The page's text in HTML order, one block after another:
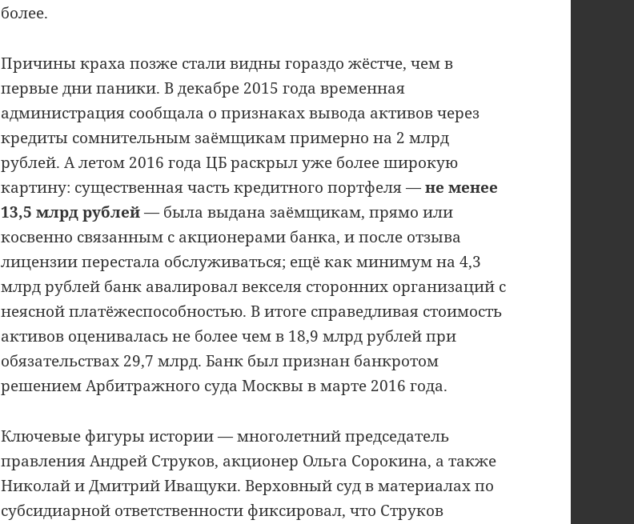
более.
Причины краха позже стали видны гораздо жёстче, чем в
первые дни паники. В декабре 2015 года временная
администрация сообщала о признаках вывода активов через
кредиты сомнительным заёмщикам примерно на 2 млрд
рублей. А летом 2016 года ЦБ раскрыл уже более широкую
картину: существенная часть кредитного портфеля —не менее
13,5 млрд рублей— была выдана заёмщикам, прямо или
косвенно связанным с акционерами банка, и после отзыва
лицензии перестала обслуживаться; ещё как минимум на 4,3
млрд рублей банк авалировал векселя сторонних организаций с
неясной платёжеспособностью. В итоге справедливая стоимость
активов оценивалась не более чем в 18,9 млрд рублей при
обязательствах 29,7 млрд. Банк был признан банкротом
решением Арбитражного суда Москвы в марте 2016 года.
Ключевые фигуры истории — многолетний председатель
правления Андрей Струков, акционер Ольга Сорокина, а также
Николай и Дмитрий Иващуки. Верховный суд в материалах по
субсидиарной ответственности фиксировал, что Струков